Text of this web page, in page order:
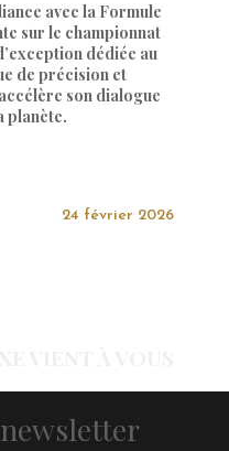
avec la Formule
sur le championnat
dédiée au
de précision et
son dialogue
planète.
24 février 2026